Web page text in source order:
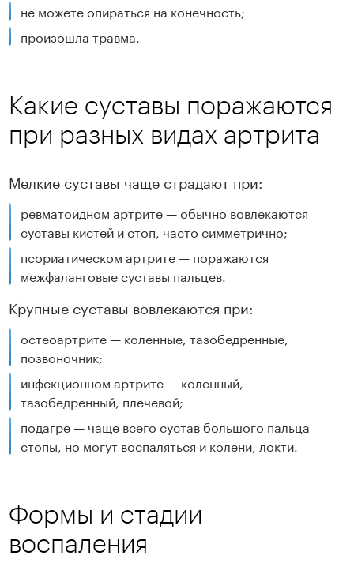
не можете опираться на конечность;
произошла травма.
Какие суставы поражаются
при разных видах артрита
Мелкие суставы чаще страдают при:
ревматоидном артрите — обычно вовлекаются
суставы кистей и стоп, часто симметрично;
псориатическом артрите — поражаются
межфаланговые суставы пальцев.
Крупные суставы вовлекаются при:
остеоартрите — коленные, тазобедренные,
позвоночник;
инфекционном артрите — коленный,
тазобедренный, плечевой;
подагре — чаще всего сустав большого пальца
стопы, но могут воспаляться и колени, локти.
Формы и стадии
воспаления